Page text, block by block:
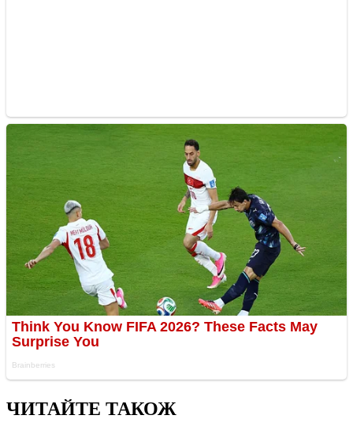
ЧИТАЙТЕ ТАКОЖ